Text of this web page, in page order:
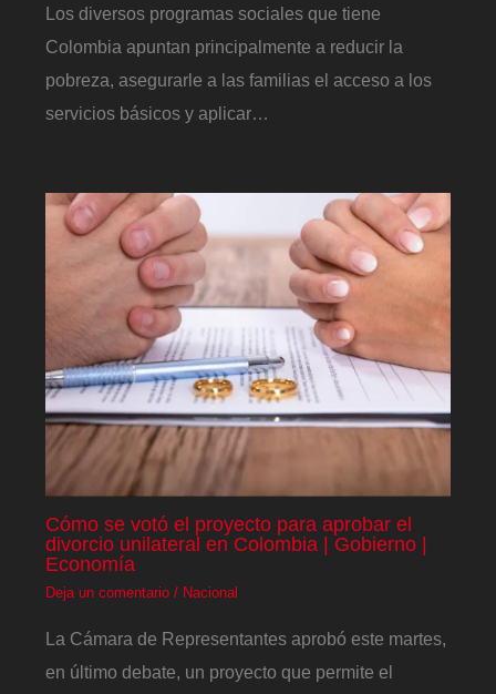
Los diversos programas sociales que tiene
Colombia apuntan principalmente a reducir la
pobreza, asegurarle a las familias el acceso a los
servicios básicos y aplicar…
Cómo se votó el proyecto para aprobar el
divorcio unilateral en Colombia | Gobierno |
Economía
Deja un comentario / Nacional
La Cámara de Representantes aprobó este martes,
en último debate, un proyecto que permite el